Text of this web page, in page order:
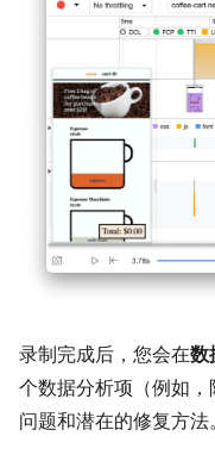
录制完成后，您会在数
个数据分析项（例如
问题和潜在的修复方法。